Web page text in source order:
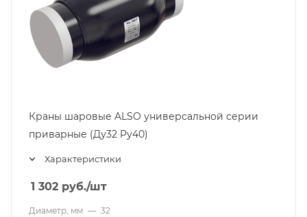
Краны шаровые ALSO универсальной серии
приварные (Ду32 Pу40)
Характеристики
1 302 руб./шт
Диаметр, мм — 32